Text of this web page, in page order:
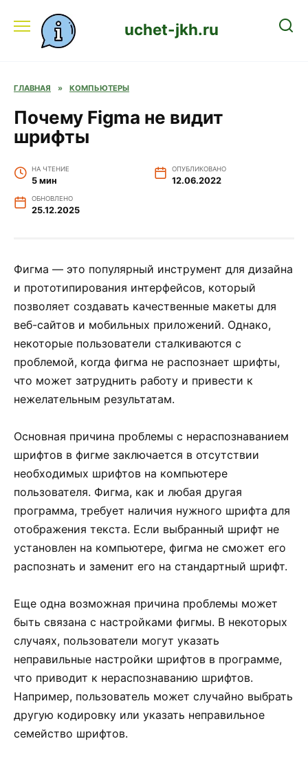
содержанию
uchet-jkh.ru
ГЛАВНАЯ » КОМПЬЮТЕРЫ
Почему Figma не видит
шрифты
НА ЧТЕНИЕ
5 мин
ОПУБЛИКОВАНО
12.06.2022
ОБНОВЛЕНО
25.12.2025
Фигма — это популярный инструмент для дизайна
и прототипирования интерфейсов, который
позволяет создавать качественные макеты для
веб-сайтов и мобильных приложений. Однако,
некоторые пользователи сталкиваются с
проблемой, когда фигма не распознает шрифты,
что может затруднить работу и привести к
нежелательным результатам.
Основная причина проблемы с нераспознаванием
шрифтов в фигме заключается в отсутствии
необходимых шрифтов на компьютере
пользователя. Фигма, как и любая другая
программа, требует наличия нужного шрифта для
отображения текста. Если выбранный шрифт не
установлен на компьютере, фигма не сможет его
распознать и заменит его на стандартный шрифт.
Еще одна возможная причина проблемы может
быть связана с настройками фигмы. В некоторых
случаях, пользователи могут указать
неправильные настройки шрифтов в программе,
что приводит к нераспознаванию шрифтов.
Например, пользователь может случайно выбрать
другую кодировку или указать неправильное
семейство шрифтов.